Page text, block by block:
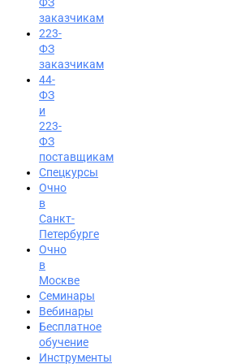
Вход на портал
8 (800) 200-24-26
заказчикам
223-
ФЗ
заказчикам
44-
ФЗ
и
223-
ФЗ
поставщикам
Спецкурсы
Очно
в
Санкт-
Петербурге
Очно
в
Москве
Семинары
Вебинары
Бесплатное
обучение
Инструменты